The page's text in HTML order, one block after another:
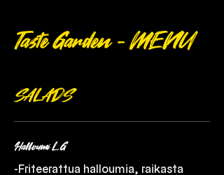
There are no items to show here yet.
Taste Garden - MENU
SALADS
Halloumi L,G
-Friteerattua halloumia, raikasta